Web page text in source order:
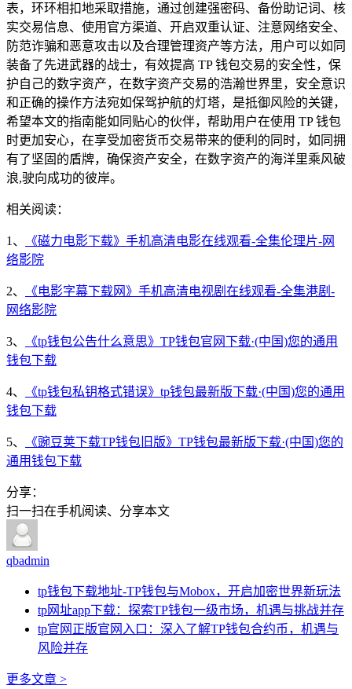
表，环环相扣地采取措施，通过创建强密码、备份助记词、核
实交易信息、使用官方渠道、开启双重认证、注意网络安全、
防范诈骗和恶意攻击以及合理管理资产等方法，用户可以如同
装备了先进武器的战士，有效提高 TP 钱包交易的安全性，保
护自己的数字资产，在数字资产交易的浩瀚世界里，安全意识
和正确的操作方法宛如保驾护航的灯塔，是抵御风险的关键，
希望本文的指南能如同贴心的伙伴，帮助用户在使用 TP 钱包
时更加安心，在享受加密货币交易带来的便利的同时，如同拥
有了坚固的盾牌，确保资产安全，在数字资产的海洋里乘风破
浪,驶向成功的彼岸。
相关阅读：
1、
《磁力电影下载》手机高清电影在线观看-全集伦理片-网
络影院
2、
《电影字幕下载网》手机高清电视剧在线观看-全集港剧-
网络影院
3、
《tp钱包公告什么意思》TP钱包官网下载·(中国)您的通用
钱包下载
4、
《tp钱包私钥格式错误》tp钱包最新版下载·(中国)您的通用
钱包下载
5、
《豌豆荚下载TP钱包旧版》TP钱包最新版下载·(中国)您的
通用钱包下载
分享：
扫一扫在手机阅读、分享本文
qbadmin
tp钱包下载地址-TP钱包与Mobox，开启加密世界新玩法
tp网址app下载：探索TP钱包一级市场，机遇与挑战并存
tp官网正版官网入口：深入了解TP钱包合约币，机遇与
风险并存
更多文章 >